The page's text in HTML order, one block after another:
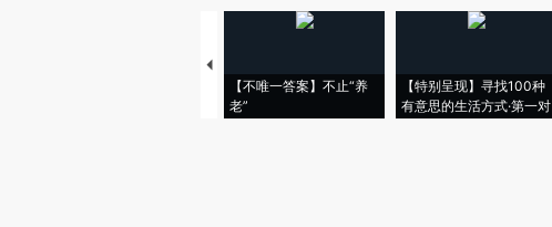
【不唯一答案】不止“养
老”
【特别呈现】寻找100种
有意思的生活方式·第一对